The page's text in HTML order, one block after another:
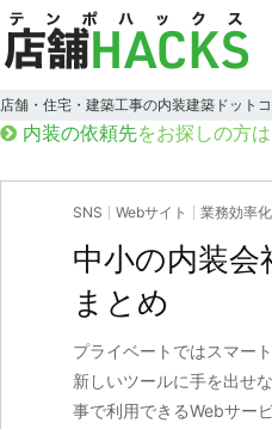
店舗・住宅・建築工事の内装建築ドット
内装の依頼先をお探しの方
SNS Webサイト 業務効率化
中小の内装
まとめ
プライベートではスマー
新しいツールに手を出せ
事で利用できるWebサー